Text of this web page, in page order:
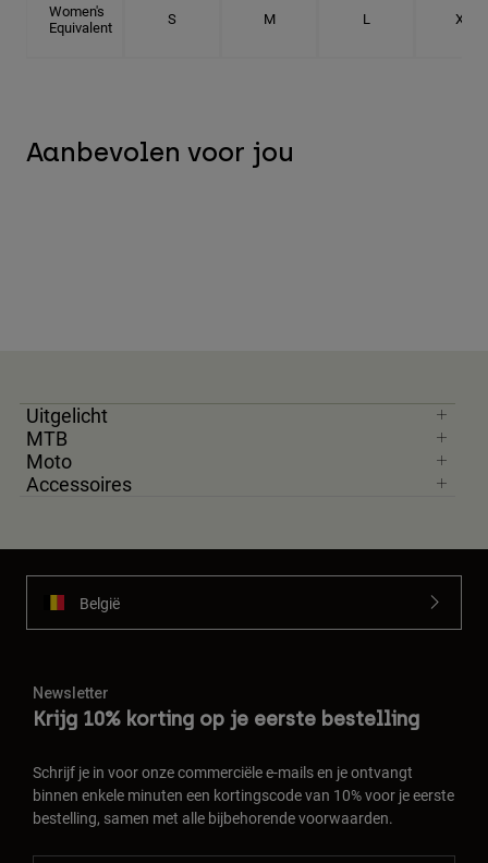
Women's
Equivalent
S M L XL
Aanbevolen voor jou
Uitgelicht
MTB
Moto
Accessoires
België
Newsletter
Krijg 10% korting op je eerste bestelling
Schrijf je in voor onze commerciële e-mails en je ontvangt
binnen enkele minuten een kortingscode van 10% voor je eerste
bestelling, samen met alle bijbehorende voorwaarden.